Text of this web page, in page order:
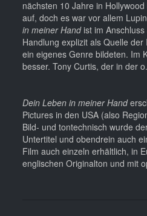
nächsten 10 Jahre in
auf, doch es war vor allem
in meiner Handist im Anschluss
Handlung explizit als Quelle
ein eigenes Genre bildeten. Im
besser. Tony Curtis, der in der
Dein Leben in meiner Hand
Pictures in den USA (also
Bild- und tontechnisch wurde
Untertitel und obendrein auch
Film auch einzeln erhältlich, in
englischen Originalton und mit